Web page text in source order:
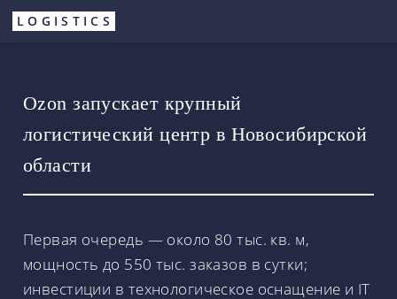
Перейти
LOGISTICS
Ozon запускает крупный
логистический центр в Новосибирской
области
Первая очередь — около 80 тыс. кв. м,
мощность до 550 тыс. заказов в сутки;
инвестиции в технологическое оснащение и IT